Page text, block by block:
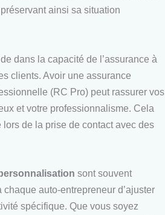
ainsi sa situation
dans la capacité de l’assurance à
clients. Avoir une assurance
(RC Pro) peut rassurer vos
et votre professionnalisme. Cela
de la prise de contact avec des
sont souvent
auto-entrepreneur d’ajuster
spécifique. Que vous soyez